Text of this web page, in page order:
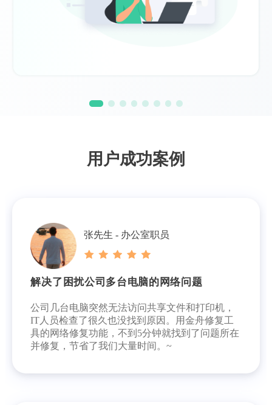
用户成功案例
张先生 - 办公室职员
解决了困扰公司多台电脑的网络问题
公司几台电脑突然无法访问共享文件和打印机，
IT人员检查了很久也没找到原因。用金舟修复工
具的网络修复功能，不到5分钟就找到了问题所在
并修复，节省了我们大量时间。~